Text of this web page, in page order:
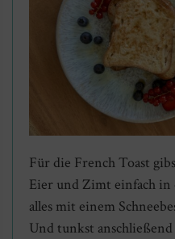
Für die French Toast
Eier und Zimt einfach
alles mit einem
Und tunkst